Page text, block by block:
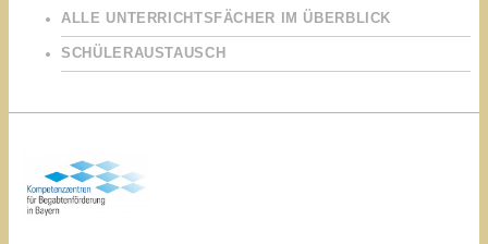
ALLE UNTERRICHTSFÄCHER IM ÜBERBLICK
SCHÜLERAUSTAUSCH